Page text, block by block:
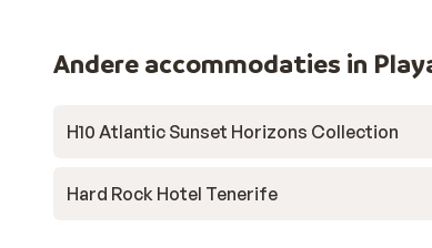
Andere accommodaties in
H10 Atlantic Sunset Horizons Collection
Hard Rock Hotel Tenerife